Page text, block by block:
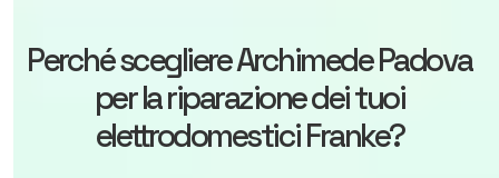
Perché scegliereArchimede Padova
per la riparazione dei tuoi
elettrodomestici Franke?